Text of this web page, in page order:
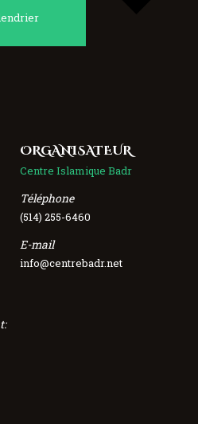
ORGANISATEUR
Centre Islamique Badr
Téléphone
(514) 255-6460
E-mail
info@centrebadr.net